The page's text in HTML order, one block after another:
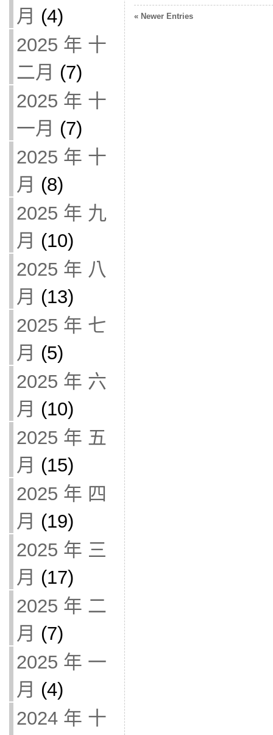
月 (4)
2025 年 十
二月 (7)
2025 年 十
一月 (7)
2025 年 十
月 (8)
2025 年 九
月 (10)
2025 年 八
月 (13)
2025 年 七
月 (5)
2025 年 六
月 (10)
2025 年 五
月 (15)
2025 年 四
月 (19)
2025 年 三
月 (17)
2025 年 二
月 (7)
2025 年 一
月 (4)
2024 年 十
« Newer Entries